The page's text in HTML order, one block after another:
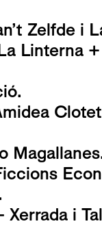
Zelfde i
Linterna
Xerrada i